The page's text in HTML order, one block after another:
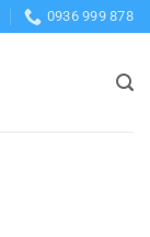
0936 999 878